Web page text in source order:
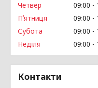
Четвер
09:00
Пʼятниця
09:00
Субота
09:00
Неділя
09:00
Контакти